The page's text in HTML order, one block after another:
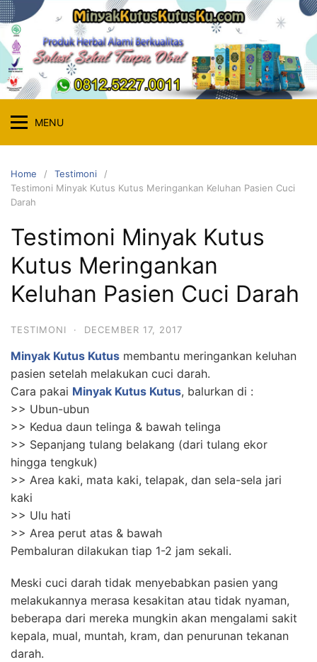
Skip
to
content
MENU
Home
Testimoni
Testimoni Minyak Kutus Kutus Meringankan Keluhan Pasien Cuci
Darah
Testimoni Minyak Kutus
Kutus Meringankan
Keluhan Pasien Cuci Darah
TESTIMONI · DECEMBER 17, 2017
Minyak Kutus Kutus membantu meringankan keluhan
pasien setelah melakukan cuci darah.
Cara pakai Minyak Kutus Kutus, balurkan di :
>> Ubun-ubun
>> Kedua daun telinga & bawah telinga
>> Sepanjang tulang belakang (dari tulang ekor
hingga tengkuk)
>> Area kaki, mata kaki, telapak, dan sela-sela jari
kaki
>> Ulu hati
>> Area perut atas & bawah
Pembaluran dilakukan tiap 1-2 jam sekali.
Meski cuci darah tidak menyebabkan pasien yang
melakukannya merasa kesakitan atau tidak nyaman,
beberapa dari mereka mungkin akan mengalami sakit
kepala, mual, muntah, kram, dan penurunan tekanan
darah.